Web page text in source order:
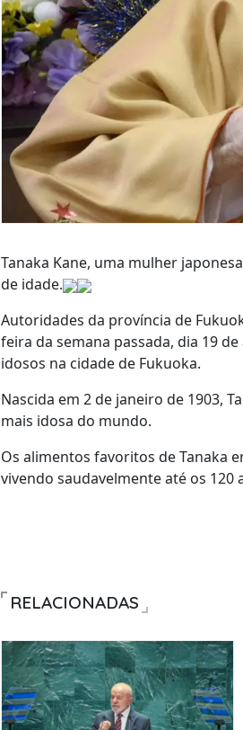
Tanaka Kane, uma mulher
de idade.
Autoridades da província de
feira da semana passada, dia 19
idosos na cidade de Fukuoka.
Nascida em 2 de janeiro de 1903,
mais idosa do mundo.
Os alimentos favoritos de Tanaka
vivendo saudavelmente até os 120
RELACIONADAS